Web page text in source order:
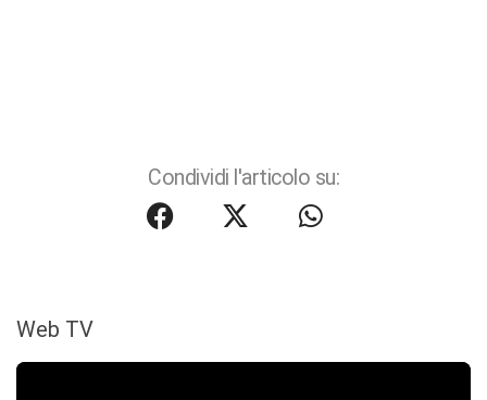
Condividi l'articolo su:
Web TV